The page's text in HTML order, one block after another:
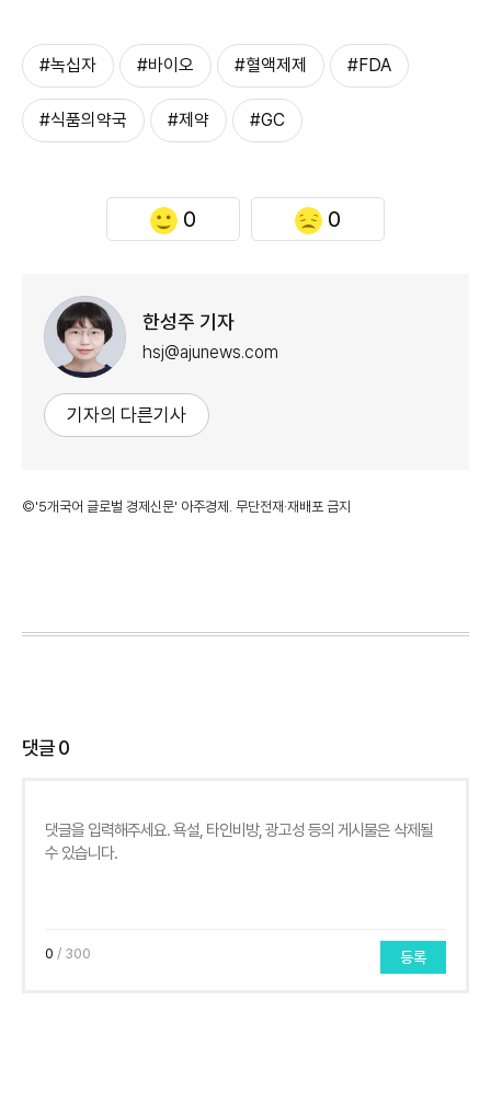
#녹십자 #바이오 #혈액제제 #FDA
#식품의약국 #제약 #GC
0 0
한성주 기자
hsj@ajunews.com
기자의 다른기사
©'5개국어 글로벌 경제신문' 아주경제. 무단전재·재배포 금지
댓글0
0 / 300 등록